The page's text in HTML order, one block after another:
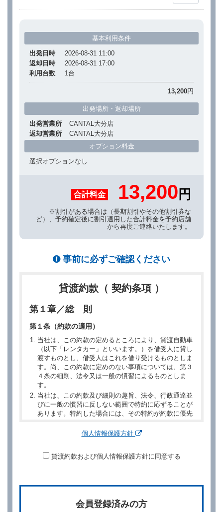
基本利用条件
出発日時
2026-08-31 11:00
返却日時
2026-08-31 17:00
利用台数
1 台
13,200円
出発場所・返却場所
出発営業所
CANTAL大分店
返却営業所
CANTAL大分店
オプション料金
選択オプションなし
合計料金 13,200 円
※割引がある場合は（長期割引やその他割引券な
ど）、予約確定後に割引適用した合計料金を予約店舗
から再度ご連絡いたします。
事前に必ずご確認ください
貸渡約款（ 契約条項 ）
第１章／総 則
第１条（約款の適用）
当社は、この約款の定めるところにより、貸渡自動車
（以下「レンタカー」といいます。）を借受人に貸し
渡すものとし、借受人はこれを借り受けるものとしま
す。尚、この約款に定めのない事項については、第３
４条の細則、法令又は一般の慣習によるものとしま
す。
当社は、この約款及び細則の趣旨、法令、行政通達並
びに一般の慣習に反しない範囲で特約に応ずることが
あります。特約した場合には、その特約が約款に優先
第２条（予約の申込み）
所、運転者、チャイルドシート等付属品の要否、その
他の借受条件（以下「借受条件」といいます。）を明
個人情報保護方針
貸渡約款および個人情報保護方針に同意する
会員登録済みの方